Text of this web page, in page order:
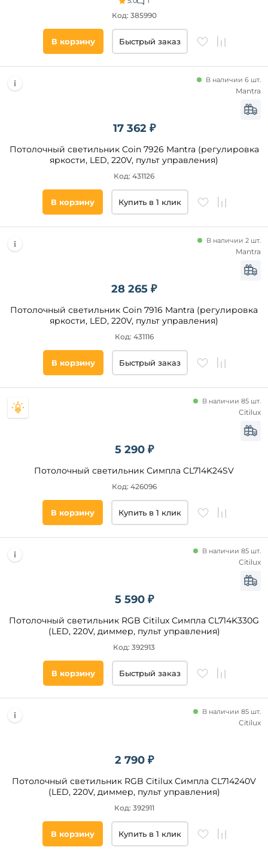
Код: 385990
В корзину Быстрый заказ
17 362 ₽
Потолочный светильник Coin 7926 Mantra (регулировка
яркости, LED, 220V, пульт управления)
В наличии 6 шт.
Код: 431126
Mantra
В корзину Купить в 1 клик
28 265 ₽
Потолочный светильник Coin 7916 Mantra (регулировка
яркости, LED, 220V, пульт управления)
В наличии 2 шт.
Код: 431116
Mantra
В корзину Быстрый заказ
5 290 ₽
Потолочный светильник Симпла CL714K24SV
В наличии 85 шт.
Код: 426096
Citilux
В корзину Купить в 1 клик
5 590 ₽
Потолочный светильник RGB Citilux Симпла CL714K330G
(LED, 220V, диммер, пульт управления)
В наличии 85 шт.
Код: 392913
Citilux
В корзину Быстрый заказ
2 790 ₽
Потолочный светильник RGB Citilux Симпла CL714240V
(LED, 220V, диммер, пульт управления)
В наличии 85 шт.
Код: 392911
Citilux
В корзину Купить в 1 клик